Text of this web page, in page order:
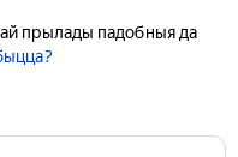
прылады падобныя да